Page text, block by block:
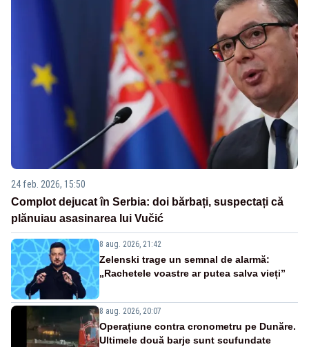
24 feb. 2026, 15:50
Complot dejucat în Serbia: doi bărbați, suspectați că
plănuiau asasinarea lui Vučić
8 aug. 2026, 21:42
Zelenski trage un semnal de alarmă:
„Rachetele voastre ar putea salva vieți”
8 aug. 2026, 20:07
Operațiune contra cronometru pe Dunăre.
Ultimele două barje sunt scufundate